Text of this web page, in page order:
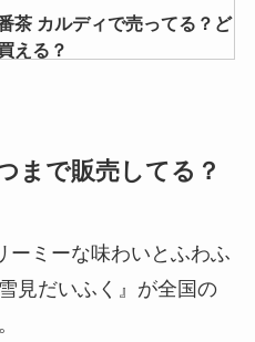
茶 カルディで売ってる？ど
える？
コポップコーンが販売中止
は？体に悪いの？
名メロンパン 買える場所はど
京での販売は？
まで販売してる？
ーミーな味わいとふわふ
見だいふく』が全国の